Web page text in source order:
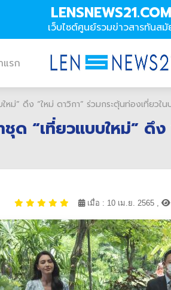
LENSNEWS21.COM
เว็บไซต์ศูนย์รวมข่าวสารทันสมั
แรก
” ดึง “ใหม่ ดาวิกา” ร่วมกระตุ้นท่องเที่ยวใน
“เที่ยวแบบใหม่” ดึง
เมื่อ : 10 เม.ย. 2565 ,